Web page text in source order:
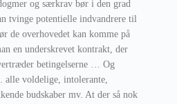
og særkrav bør i den grad
tvinge potentielle indvandrere til
de overhovedet kan komme på
en underskrevet kontrakt, der
betingelserne … Og
alle voldelige, intolerante,
budskaber mv. At der så nok